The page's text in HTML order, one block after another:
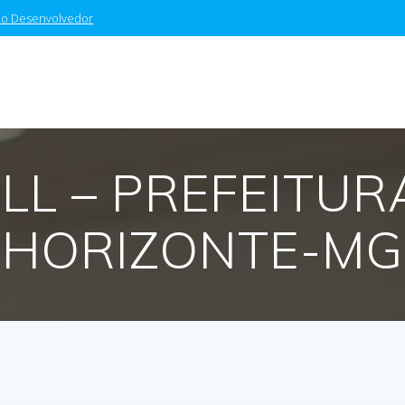
Desenvolvedor
–
HORIZONTE-MG